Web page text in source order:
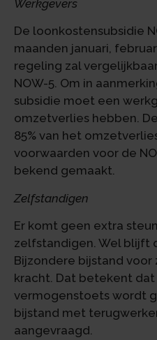
Werkgevers
De loonkostensubsidie
maanden januari,
regeling zal
NOW-5. Om in
subsidie moet een
omzetverlies hebben.
85% van het
voorwaarden voor de
bekend gemaakt.
Zelfstandigen
Er komt geen extra
zelfstandigen. Wel blijft
Bijzondere bijstand
kracht. Dat betekent dat
vermogenstoets wordt
bijstand met
aangevraagd.